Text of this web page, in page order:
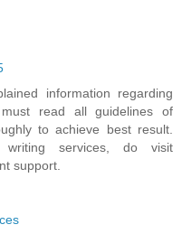
information regarding
read all guidelines of
to achieve best result.
services, do visit
support.